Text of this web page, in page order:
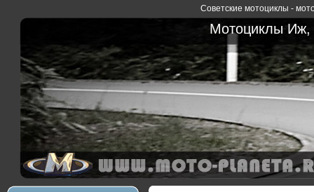
Советские мотоциклы -
Мотоциклы Иж,